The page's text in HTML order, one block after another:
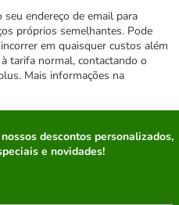
endereço de email para
próprios semelhantes. Pode
em quaisquer custos além
tarifa normal, contactando o
Mais informações na
descontos personalizados,
e novidades!